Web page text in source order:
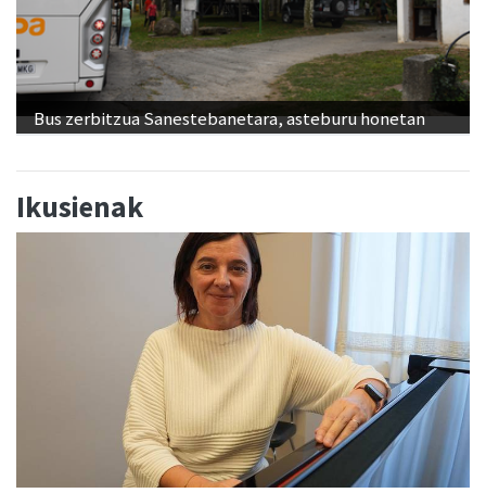
Bus zerbitzua Sanestebanetara, asteburu honetan
Ikusienak